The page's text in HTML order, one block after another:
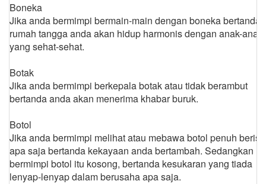
Boneka
Jika anda bermimpi bermain-main dengan boneka bertanda
rumah tangga anda akan hidup harmonis dengan anak-anak
yang sehat-sehat.
Botak
Jika anda bermimpi berkepala botak atau tidak berambut
bertanda anda akan menerima khabar buruk.
Botol
Jika anda bermimpi melihat atau mebawa botol penuh berisi
apa saja bertanda kekayaan anda bertambah. Sedangkan
bermimpi botol itu kosong, bertanda kesukaran yang tiada
lenyap-lenyap dalam berusaha apa saja.